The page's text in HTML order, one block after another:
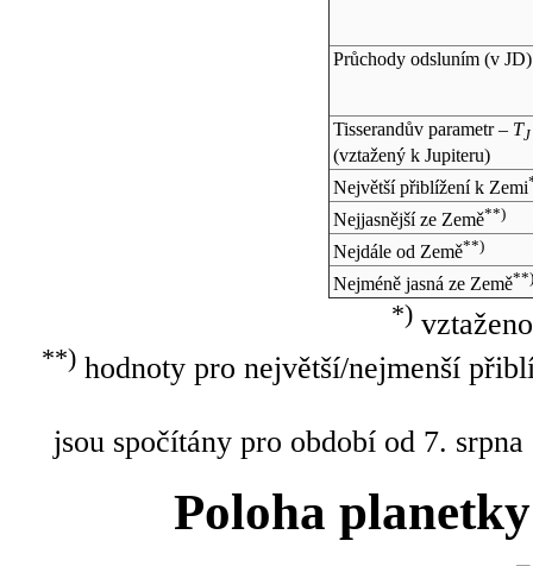
Průchody odsluním (v JD)
Tisserandův parametr – TJ
(vztažený k Jupiteru)
Největší přiblížení k Zemi
Nejjasnější ze Země**)
Nejdále od Země**)
Nejméně jasná ze Země**)
*)
**)hodnoty pro největší/nejmenší
jsou spočítány pro období od 7.
Poloha